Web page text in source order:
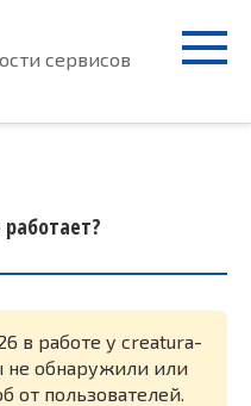
сервисов
в работе у creatura-
обнаружили или
от пользователей.